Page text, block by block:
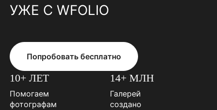
УЖЕ С WFOLIO
Попробовать бесплатно
10+ ЛЕТ
Помогаем
фотографам
14+ МЛН
Галерей
создано